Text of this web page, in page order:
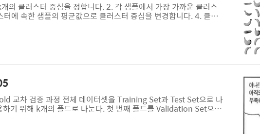
의 클러스터 중심을 정합니다. 2. 각 샘플에서 가장 가까운 클러스
에 속한 샘플의 평균값으로 클러스터 중심을 변경합니다. 4. 클러
그림을 보면 클러스터 중심이 이동 되면서 변화가 없을때까지의
과정 정리하기 1. 특성이 20개인 대량의 데이터셋이 있습니다. 이
교차 검증 과정 전체 데이터셋을 Training Set과 Test Set으로 나
위해 k개의 폴드로 나눈다. 첫 번째 폴드를 Validation Set으로
한 뒤, 첫 번 째 Validation Set으로 평가한다. 차례대로
의 성능 결과가 나오며, 이 k개의 평균을 해당 학습 모델의 성능